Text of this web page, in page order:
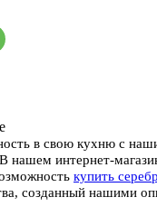
в свою кухню с
нашем интернет-
купить
созданный нашими